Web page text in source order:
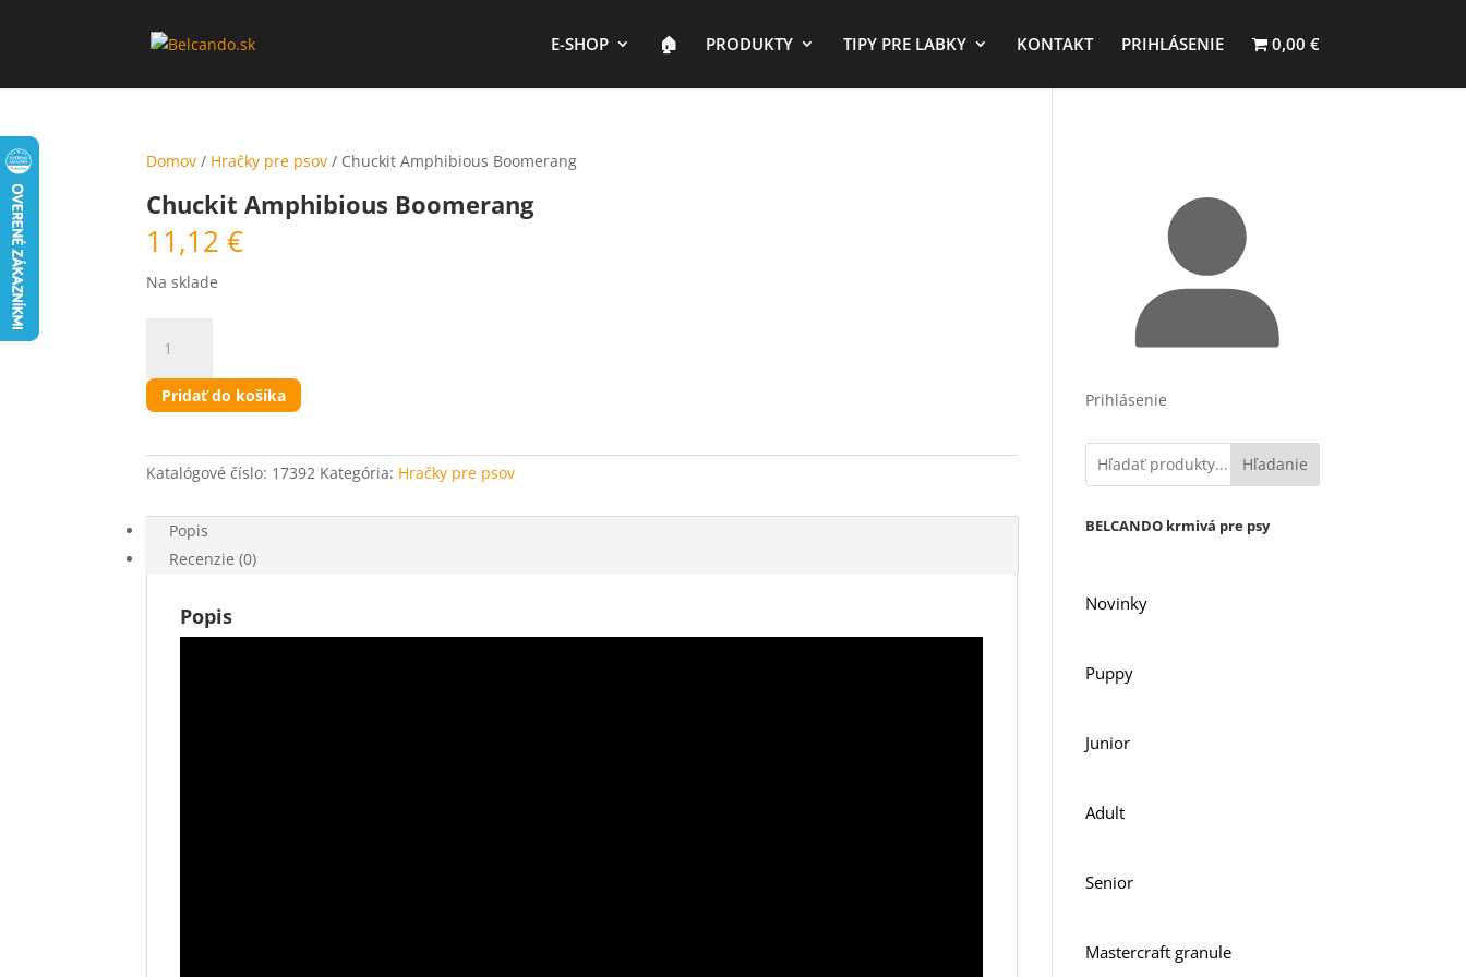
E-SHOP 🏠︎ PRODUKTY TIPY PRE LABKY KONTAKT PRIHLÁSENIE 0,00 €
Domov / Hračky pre psov / Chuckit Amphibious Boomerang
Chuckit Amphibious Boomerang
11,12€
Na sklade
Chuckit
Boomerang
Pridať do košíka
Katalógové číslo: 17392 Kategória: Hračky pre psov
Popis
Recenzie (0)
Popis
Prihlásenie
Hľadanie
BELCANDO krmivá pre psy
Novinky
Puppy
Junior
Adult
Senior
Mastercraft granule